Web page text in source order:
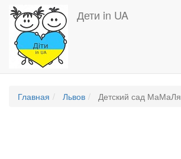
Перейти
основному
содержанию
Дети in UA
Главная Львов Детский сад МаМаЛя